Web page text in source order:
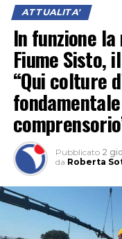
ATTUALITA'
In funzione
Fiume Sisto,
“Qui colture
Pubblicato 2
da Roberta